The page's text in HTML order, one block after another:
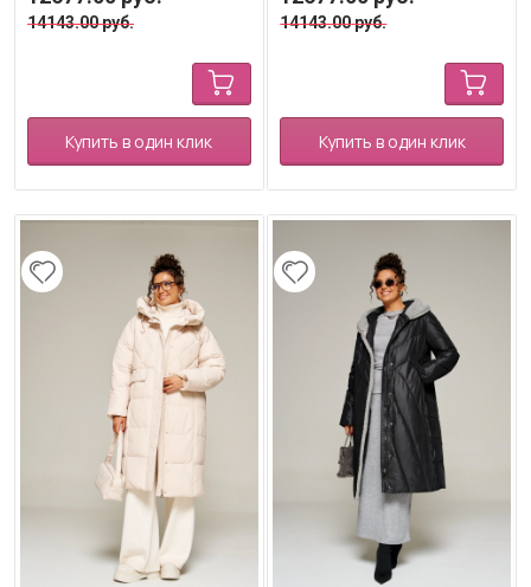
14143.00руб.
Купить в один клик
14143.00руб.
Купить в один клик